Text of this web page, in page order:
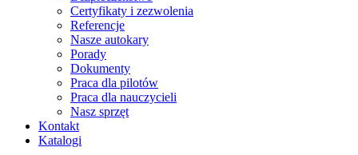
Certyfikaty i zezwolenia
Referencje
Nasze autokary
Porady
Dokumenty
Praca dla pilotów
Praca dla nauczycieli
Nasz sprzęt
Kontakt
Katalogi